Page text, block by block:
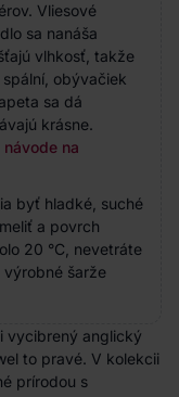
Vliesové
sa nanáša
vlhkosť, takže
obývačiek
sa dá
krásne.
návode na
byť hladké, suché
a povrch
20 °C, nevetráte
šarže
vycibrený anglický
to pravé. V kolekcii
prírodou s